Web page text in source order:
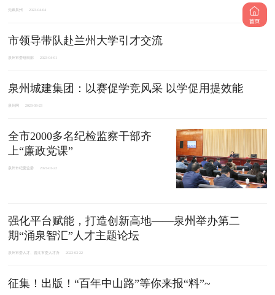
先锋泉州 2023-04-04
市领导带队赴兰州大学引才交流
泉州市委组织部 2023-04-01
泉州城建集团：以赛促学竞风采 以学促用提效能
泉州网 2023-03-23
全市2000多名纪检监察干部齐
上“廉政党课”
泉州市纪委监委 2023-03-22
强化平台赋能，打造创新高地——泉州举办第二
期“涌泉智汇”人才主题论坛
泉州市委人才、晋江市委人才办 2023-03-22
征集！出版！“百年中山路”等你来报“料”~